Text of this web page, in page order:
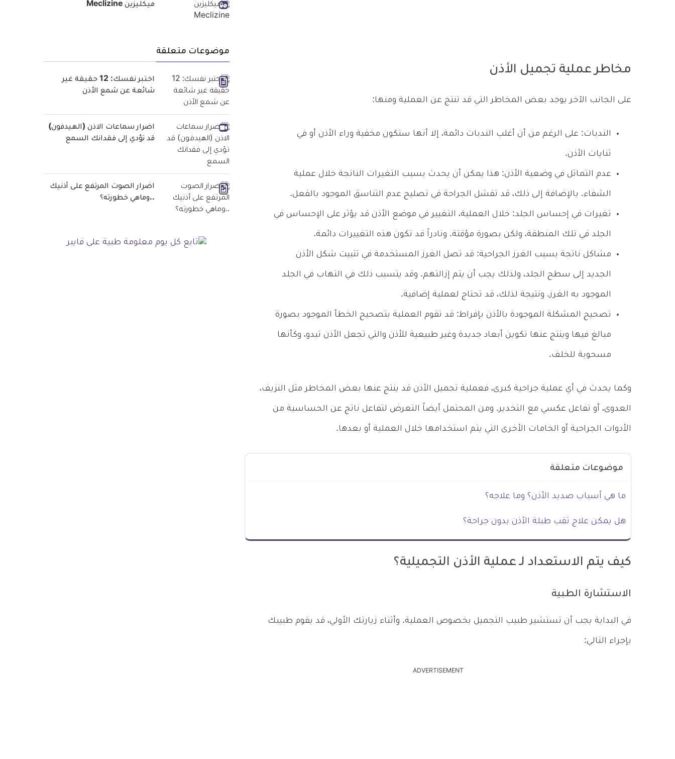
مخاطر عملية تجميل الأذن
على الجانب الآخر يوجد بعض المخاطر التي قد تنتج عن العملية ومنها:
الندبات: على الرغم من أن أغلب الندبات دائمة، إلا أنها ستكون مخفية وراء الأذن أو في
ثنايات الأذن.
عدم التماثل في وضعية الأذن: هذا يمكن أن يحدث بسبب التغيرات الناتجة خلال عملية
الشفاء. بالإضافة إلى ذلك، قد تفشل الجراحة في تصليح عدم التناسق الموجود بالفعل.
تغيرات في إحساس الجلد: خلال العملية، التغيير في موضع الأذن قد يؤثر على الإحساس في
الجلد في تلك المنطقة، ولكن بصورة مؤقتة. ونادراً قد تكون هذه التغييرات دائمة.
مشاكل ناتجة بسبب الغرز الجراحية: قد تصل الغرز المستخدمة في تثبيت شكل الأذن
الجديد إلى سطح الجلد، ولذلك يجب أن يتم إزالتهم. وقد يتسبب ذلك في التهاب في الجلد
الموجود به الغرز. ونتيجة لذلك، قد تحتاج لعملية إضافية.
تصحيح المشكلة الموجودة بالأذن بإفراط: قد تقوم العملية بتصحيح الخطأ الموجود بصورة
مبالغ فيها وينتج عنها تكوين أبعاد جديدة وغير طبيعية للأذن والتي تجعل الأذن تبدو، وكأنها
مسحوبة للخلف.
وكما يحدث في أي عملية جراحية كبرى، فعملية تجميل الأذن قد ينتج عنها بعض المخاطر مثل النزيف،
العدوى، أو تفاعل عكسي مع التخدير. ومن المحتمل أيضاً التعرض لتفاعل ناتج عن الحساسية من
الأدوات الجراحية أو الخامات الأخرى التي يتم استخدامها خلال العملية أو بعدها.
موضوعات متعلقة
ما هي أسباب صديد الأذن؟ وما علاجه؟
هل يمكن علاج ثقب طبلة الأذن بدون جراحة؟
كيف يتم الاستعداد لـ عملية الأذن التجميلية؟
الاستشارة الطبية
في البداية يجب أن تستشير طبيب التجميل بخصوص العملية. وأثناء زيارتك الأولي، قد يقوم طبيبك
بإجراء التالي:
ADVERTISEMENT
ميكليزين Meclizine
موضوعات متعلقة
اختبر نفسك: 12 حقيقة غير
شائعة عن شمع الأذن
اضرار سماعات الاذن (الهيدفون)
قد تؤدي إلى فقدانك السمع
اضرار الصوت المرتفع على أذنيك
..وماهي خطورته؟